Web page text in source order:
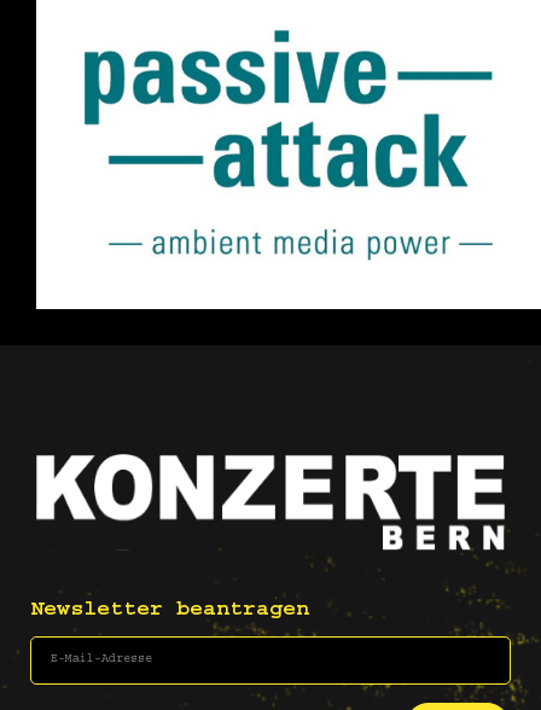
Newsletter beantragen